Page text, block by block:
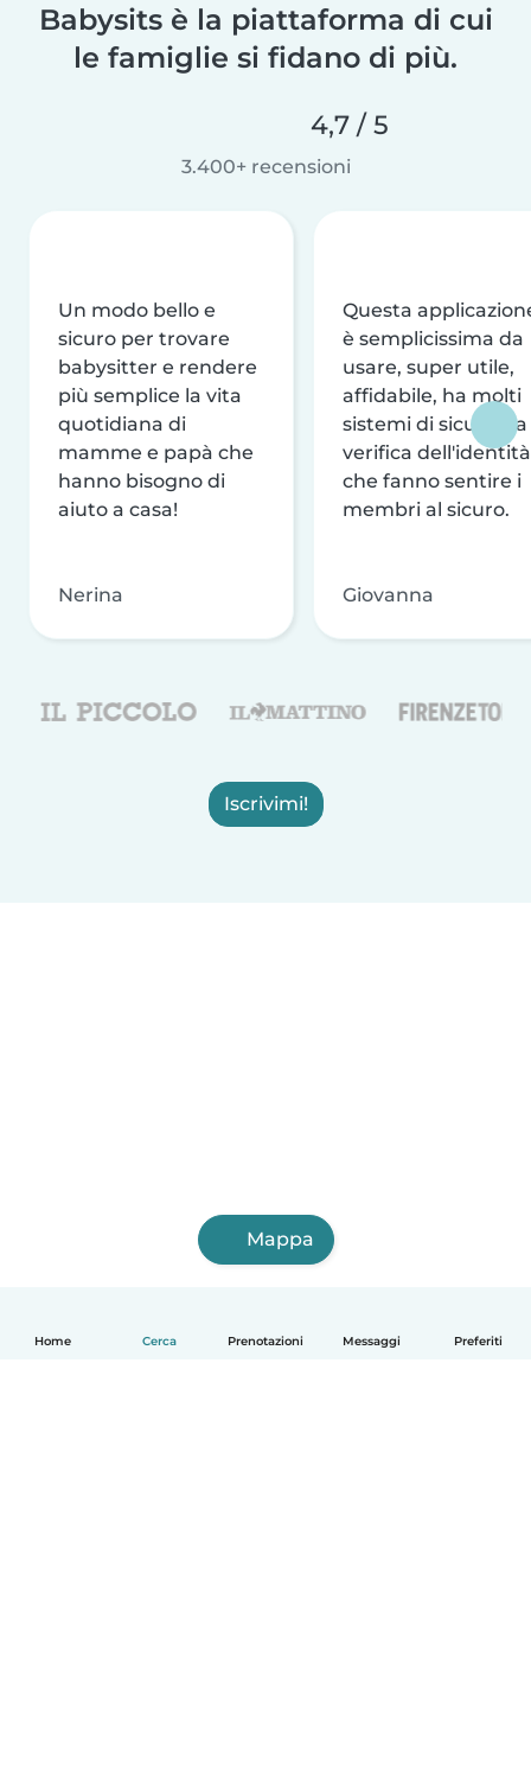
Home Cerca Prenotazioni Messaggi Preferiti
Babysits è la piattaforma di cui
le famiglie si fidano di più.
4,7 / 5
3.400+ recensioni
Un modo bello e
sicuro per trovare
babysitter e rendere
più semplice la vita
quotidiana di
mamme e papà che
hanno bisogno di
aiuto a casa!
Nerina
Questa
è semplicissima da
usare, super utile,
affidabile, ha molti
sistemi di sicurezza
verifica dell'identità
che fanno sentire i
membri al sicuro.
Giovanna
Iscrivimi!
Mappa